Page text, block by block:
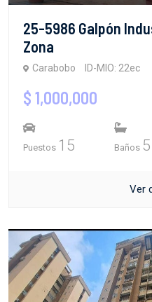
25-5986 Galpón
Zona
Carabobo ID-MIO: 22ec
$ 1,000,000
Puestos 15 Baños 5
Ver